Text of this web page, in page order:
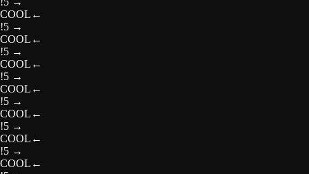
COOL ←
!5 →
COOL ←
!5 →
COOL ←
!5 →
COOL ←
!5 →
COOL ←
!5 →
COOL ←
!5 →
COOL ←